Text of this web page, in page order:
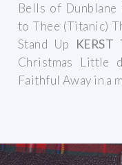
Bells of Dunblane
to Thee (Titanic)
Stand Up
KERST
Christmas Little
Faithful Away in a